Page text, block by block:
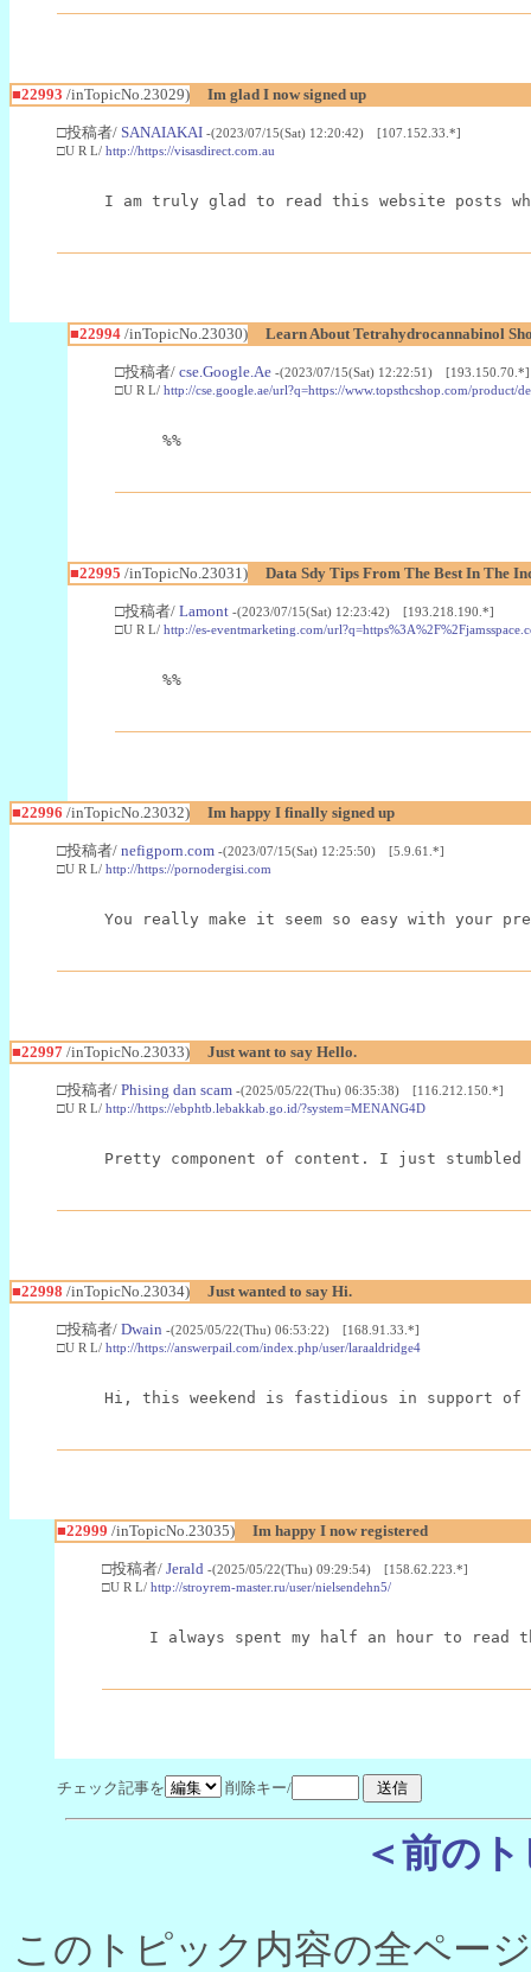
■22993 /inTopicNo.23029) Im glad I now signed up
□投稿者/ SANAIAKAI -(2023/07/15(Sat) 12:20:42) [107.152.33.*]
□U R L/ http://https://visasdirect.com.au
I am truly glad to read this website posts
■22994/inTopicNo.23030) Learn About Tetrahydrocannabinol
□投稿者/ cse.Google.Ae -(2023/07/15(Sat) 12:22:51) [193.150.70.*]
□U R L/ http://cse.google.ae/url?q=https://www.topsthcshop.com/
%%
■22995 /inTopicNo.23031) Data Sdy Tips From The Best In The
□投稿者/ Lamont -(2023/07/15(Sat) 12:23:42) [193.218.190.*]
□U R L/ http://es-eventmarketing.com/
%%
■22996 /inTopicNo.23032) Im happy I finally signed up
□投稿者/ nefigporn.com -(2023/07/15(Sat) 12:25:50) [5.9.61.*]
□U R L/ http://https://pornodergisi.com
You really make it seem so easy with your
■22997 /inTopicNo.23033) Just want to say Hello.
□投稿者/ Phising dan scam -(2025/05/22(Thu) 06:35:38) [116.212.150.*]
□U R L/ http://https://ebphtb.lebakkab.go.id/?system=MENANG4D
Pretty component of content. I just
■22998 /inTopicNo.23034) Just wanted to say Hi.
□投稿者/ Dwain -(2025/05/22(Thu) 06:53:22) [168.91.33.*]
□U R L/ http://https://answerpail.com/index.php/user/laraaldridge4
Hi, this weekend is fastidious in support of
■22999 /inTopicNo.23035) Im happy I now registered
□投稿者/ Jerald -(2025/05/22(Thu) 09:29:54) [158.62.223.*]
□U R L/ http://stroyrem-master.ru/user/nielsendehn5/
I always spent my half an hour to
チェック記事を 削除キー/
＜前の
このトピック内容の全ペー